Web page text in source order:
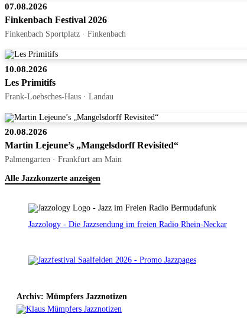
07.08.2026
Finkenbach Festival 2026
Finkenbach Sportplatz · Finkenbach
10.08.2026
Les Primitifs
Frank-Loebsches-Haus · Landau
20.08.2026
Martin Lejeune’s „Mangelsdorff Revisited“
Palmengarten · Frankfurt am Main
Alle Jazzkonzerte anzeigen
Jazzology - Die Jazzsendung im freien Radio Rhein-Neckar
Archiv: Mümpfers Jazznotizen